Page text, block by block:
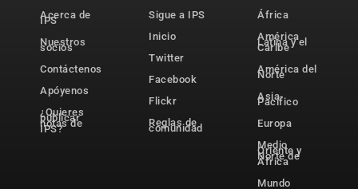
Acerca de
IPS
Nuestros
socios
Contáctenos
Apóyenos
¿Quieres
publicar
notas de
IPS?
Sigue a IPS
Inicio
Twitter
Facebook
Flickr
Reglas de
comunidad
África
América
Latina y el
Caribe
América del
Norte
Asia-
Pacífico
Europa
Medio
Oriente y
Norte de
África
Mundo